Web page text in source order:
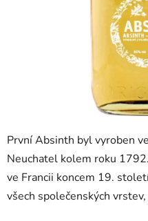
První Absinth byl vyroben
Neuchatel kolem roku
ve Francii koncem 19.
všech společenských